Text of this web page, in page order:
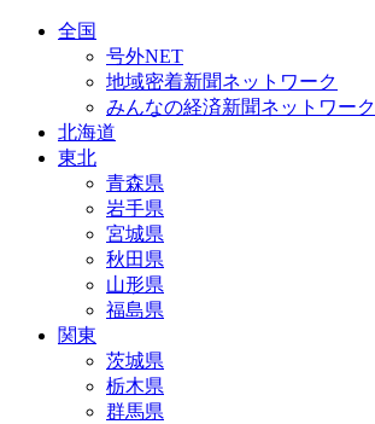
全国
号外NET
地域密着新聞ネットワーク
みんなの経済新聞ネットワーク
北海道
東北
青森県
岩手県
宮城県
秋田県
山形県
福島県
関東
茨城県
栃木県
群馬県